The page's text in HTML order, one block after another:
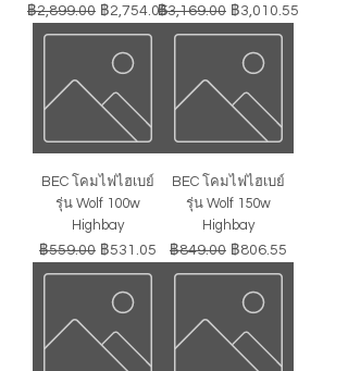
ราคาปกติ
฿2,899.00 ราคาขายลด
฿2,754.05ราคาปกติ
฿3,169.00 ราคาขายลด
฿3,010.55
BEC โคมไฟไฮเบย์
รุ่น Wolf 100w
Highbay
ราคาปกติ
฿559.00 ราคาขายลด
฿531.05
BEC โคมไฟไฮเบย์
รุ่น Wolf 150w
Highbay
ราคาปกติ
฿849.00 ราคาขายลด
฿806.55